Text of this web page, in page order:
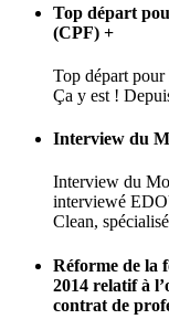
Top départ
(CPF) +
Top départ
Ça y est !
Interview du
Interview du
interviewé
Clean, spécialisé
Réforme de la
2014 relatif à
contrat de